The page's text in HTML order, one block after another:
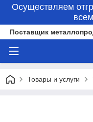
Осуществляем
Поставщик
Товары и услуги